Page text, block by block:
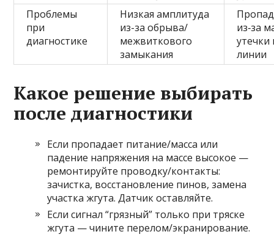
Проблемы
при
диагностике
Низкая амплитуда
из-за обрыва/
межвиткового
замыкания
из‑за
утечки
линии
Какое решение выбирать
после диагностики
Если пропадает питание/масса или
падение напряжения на массе высокое —
ремонтируйте проводку/контакты:
зачистка, восстановление пинов, замена
участка жгута. Датчик оставляйте.
Если сигнал “грязный” только при тряске
жгута — чините перелом/экранирование.